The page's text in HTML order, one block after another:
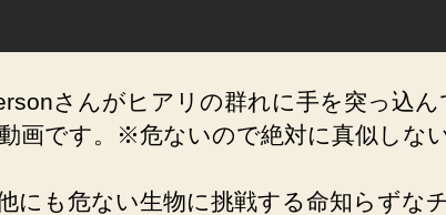
さんがヒアリの群れに手を突っ込ん
画です。※危ないので絶対に真似しな
にも危ない生物に挑戦する命知らずな